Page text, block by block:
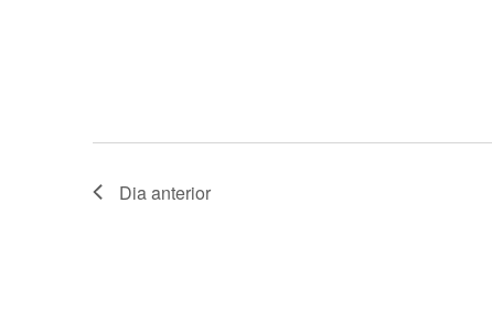
Dia anterior